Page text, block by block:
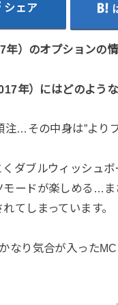
シェア
年）のオプションの
年）にはどのよう
…その中身は”より
ダブルウィッシュ
ードが楽しめる…
てしまっています。
なり気合が入った